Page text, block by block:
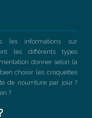
les informations sur
les différents types
donner selon la
choisir les croquettes
de nourriture par jour ?
?